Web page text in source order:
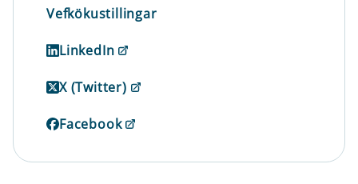
Vefkökustillingar
LinkedIn
X (Twitter)
Facebook